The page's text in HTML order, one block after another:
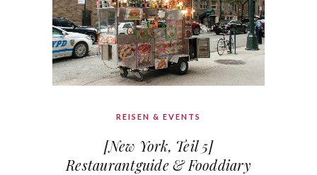
REISEN & EVENTS
[New York, Teil 5]
Restaurantguide & Fooddiary